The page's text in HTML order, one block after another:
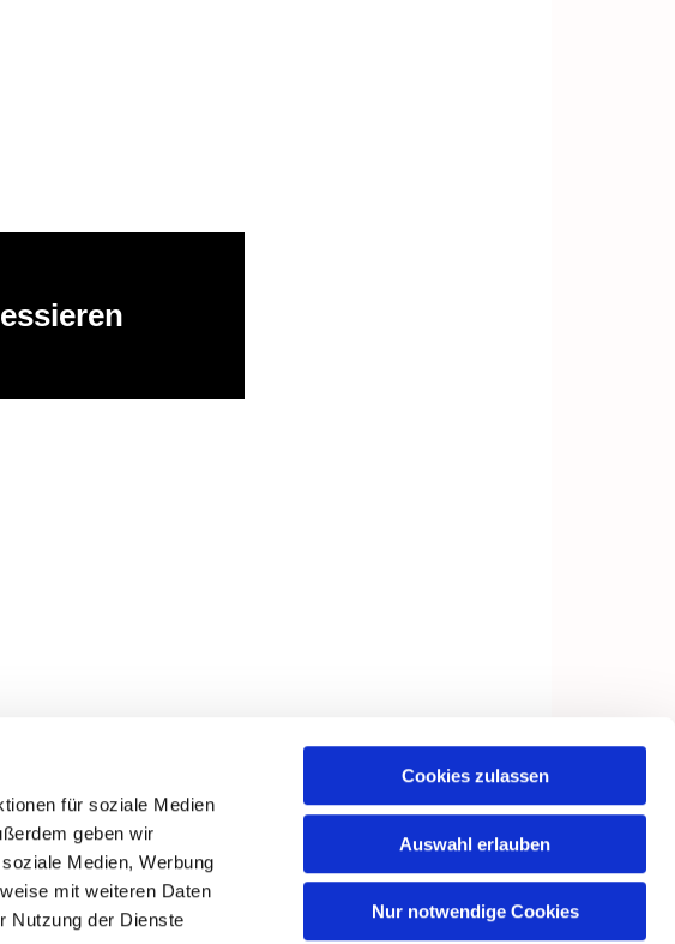
für soziale Medien
geben wir
Medien, Werbung
mit weiteren Daten
Nutzung der Dienste
Cookies zulassen
Auswahl erlauben
Nur notwendige Cookies